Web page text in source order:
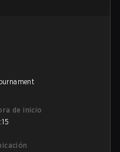
de inicio